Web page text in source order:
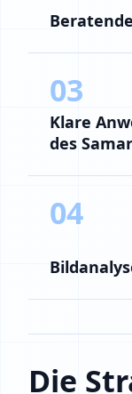
03
Klare
des
04
Die